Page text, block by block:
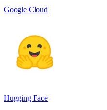
Google Cloud
Hugging Face